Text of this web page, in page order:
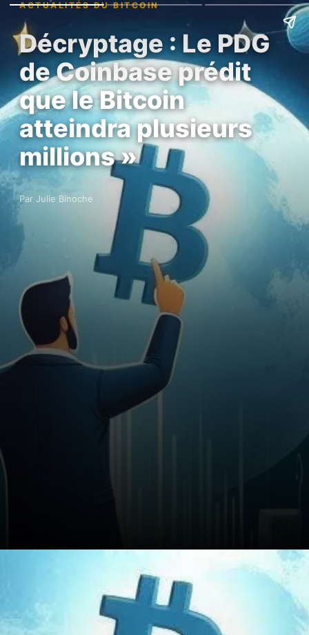
ACTUALITÉS DU BITCOIN
Décryptage : Le PDG
de Coinbase prédit
que le Bitcoin
atteindra plusieurs
millions »
Par Julie Binoche